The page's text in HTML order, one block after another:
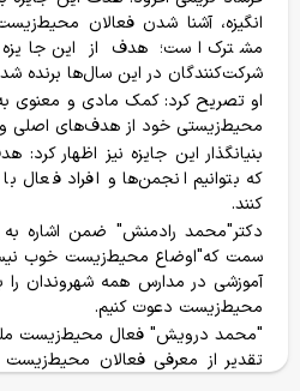
خانه فروشگاه سفرها
انگیزه، آشنا شدن فعالان
مشترک است؛ هدف از این جایزه
شرکت‌کنندگان در این سال‌ها برنده
او تصریح کرد: کمک مادی و معنوی به
محیط‌زیستی خود از هدف‌های اصلی و
بنیانگذار این جایزه نیز اظهار کرد:
که بتوانیم انجمن‌ها و افراد فعال
کنند.
دکتر"محمد رادمنش" ضمن اشاره به
سمت که"اوضاع محیط‌زیست خوب
آموزشی در مدارس همه شهروندان
محیط‌زیست دعوت کنیم.
"محمد درویش" فعال محیط‌زیست ملی
تقدیر از معرفی فعالان